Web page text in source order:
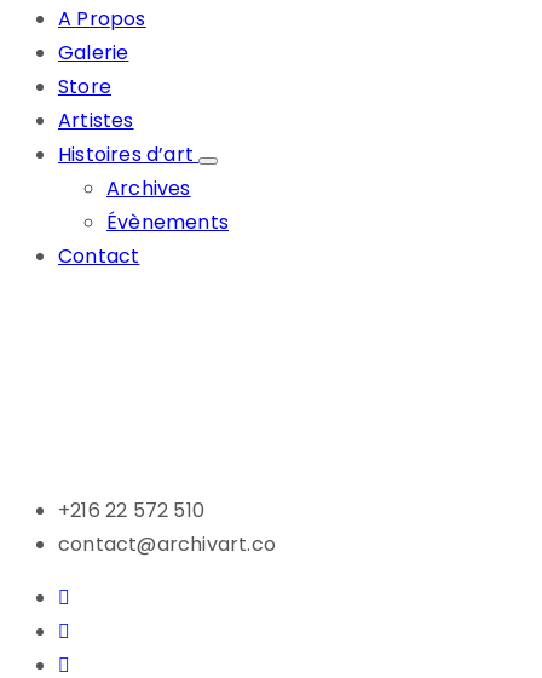
A Propos
Galerie
Store
Artistes
Histoires d’art
Archives
Évènements
Contact
+216 22 572 510
contact@archivart.co